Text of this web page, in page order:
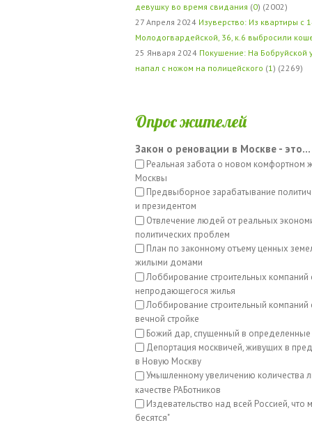
девушку во время свидания (0) (2002)
27 Апреля 2024 Изуверство: Из квартиры с
Молодогвардейской, 36, к.6 выбросили
25 Января 2024 Покушение: На Бобруйской
напал с ножом на полицейского (1 ) (2269)
Опрос жителей
Закон о реновации в Москве - это...
Реальная забота о новом комфортном
Москвы
Предвыборное зарабатывание
и президентом
Отвлечение людей от реальных
политических проблем
План по законному отъему ценных
жилыми домами
Лоббирование строительных компаний
непродающегося жилья
Лоббирование строительный компаний
вечной стройке
Божий дар, спущенный в
Депортация москвичей, живущих в
в Новую Москву
Умышленному увеличению количества
качестве РАБотников
Издевательство над всей Россией, что
бесятся"